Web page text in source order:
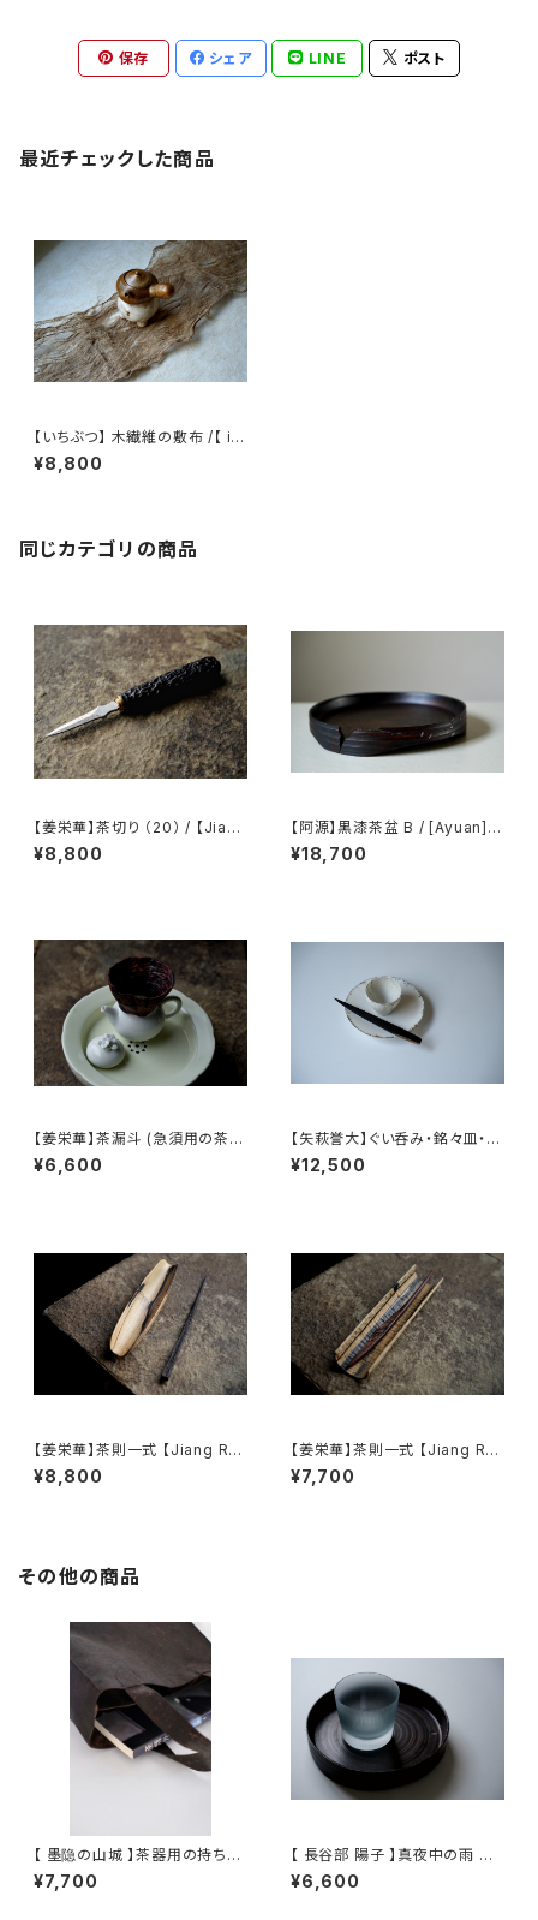
保存 シェア LINE ポスト
最近チェックした商品
【いちぶつ】 木繊維の敷布 /【 ic
hibutu 】Plant-based Tea M
at
¥8,800
同じカテゴリの商品
【姜栄華】茶切り （20） / 【Jiang
Ronghua】Tea knife（20）
¥8,800
【阿源】黒漆茶盆 B / [Ayuan] B
lack Lacquer Tea Tray B
¥18,700
【姜栄華】茶漏斗 (急須用の茶葉
じょうご) / 【Jiang Ronghua】
Tea Funnel
¥6,600
【矢萩誉大】ぐい呑み・銘々皿・菓
子切 / 【Takahiro 】Sake Cu
p, Plate & Japanese Sweet
¥12,500
【姜栄華】茶則一式 【Jiang Ro
nghua】A complete tea tray
set
¥8,800
【姜栄華】茶則一式 【Jiang Ro
nghua】A complete tea tray
set
¥7,700
その他の商品
【 墨隐の山城 】茶器用の持ち手
袋(香雲紗)
¥7,700
【 長谷部 陽子 】真夜中の雨 ロ
ックグラス / 【 Yoko Hasebe
】Whisky Tumbler
¥6,600